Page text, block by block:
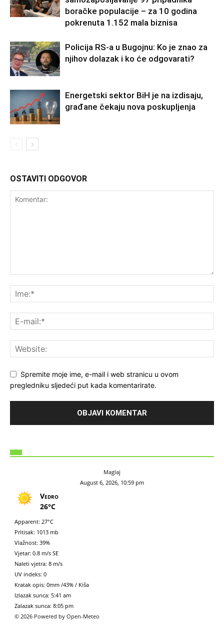
boračke populacije – za 10 godina
pokrenuta 1.152 mala biznisa
Policija RS-a u Bugojnu: Ko je znao za
njihov dolazak i ko će odgovarati?
Energetski sektor BiH je na izdisaju,
građane čekaju nova poskupljenja
OSTAVITI ODGOVOR
Spremite moje ime, e-mail i web stranicu u ovom
pregledniku sljedeći put kada komentarirate.
Maglaj
August 6, 2026, 10:59 pm
Vedro
26°C
Apparent: 27°C
Pritisak: 1013 mb
Vlažnost: 39%
Vjetar: 0.8 m/s SE
Naleti vjetra: 8 m/s
UV indeks: 0
Kratak opis: 0mm /43% / Kiša
Izlazak sunca: 5:41 am
Zalazak sunca: 8:05 pm
© 2026 Powered by Open-Meteo